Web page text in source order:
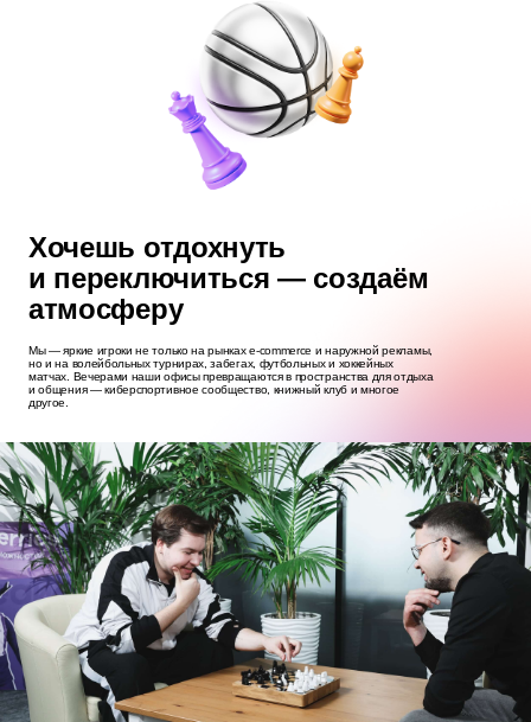
Хочешь отдохнуть
и переключиться — создаём
атмосферу
Мы — яркие игроки не только на рынках e‑commerce и наружной рекламы,
но и на волейбольных турнирах, забегах, футбольных и хоккейных
матчах. Вечерами наши офисы превращаются в пространства для отдыха
и общения — киберспортивное сообщество, книжный клуб и многое
другое.